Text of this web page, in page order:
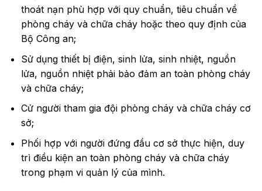
thoát nạn phù hợp với quy chuẩn, tiêu chuẩn về
phòng cháy và chữa cháy hoặc theo quy định của
Bộ Công an;
Sử dụng thiết bị điện, sinh lửa, sinh nhiệt, nguồn
lửa, nguồn nhiệt phải bảo đảm an toàn phòng cháy
và chữa cháy;
Cử người tham gia đội phòng cháy và chữa cháy cơ
sở;
Phối hợp với người đứng đầu cơ sở thực hiện, duy
trì điều kiện an toàn phòng cháy và chữa cháy
trong phạm vi quản lý của mình.